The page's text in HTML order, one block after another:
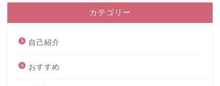
カテゴリー
自己紹介
おすすめ